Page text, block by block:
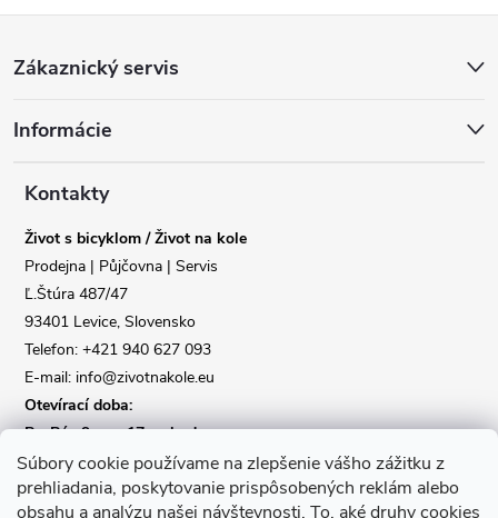
Súbory cookie používame na zlepšenie vášho zážitku z
prehliadania, poskytovanie prispôsobených reklám alebo
obsahu a analýzu našej návštevnosti. To, aké druhy cookies
p
Zákaznický servis
Informácie
Kontakty
Život s bicyklom / Život na kole
Prodejna | Půjčovna | Servis
Ľ.Štúra 487/47
93401 Levice, Slovensko
Telefon: +421 940 627 093
E-mail: info@zivotnakole.eu
Otevírací doba:
Po-Pá : 9,oo - 17,oo hod
So : 9,oo - 12,oo | Ne : Zavřeno